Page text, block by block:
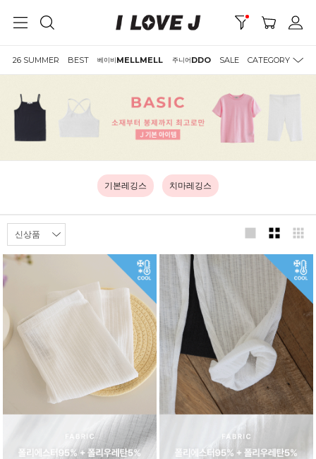
26 SUMMER BEST 베이비MELLMELL 주니어DDO SALE CATEGORY
기본레깅스 치마레깅스